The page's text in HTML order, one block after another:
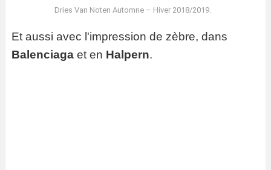
Dries Van Noten Automne – Hiver 2018/2019.
Et aussi avec l'impression de zèbre, dans
Balenciaga et en Halpern.